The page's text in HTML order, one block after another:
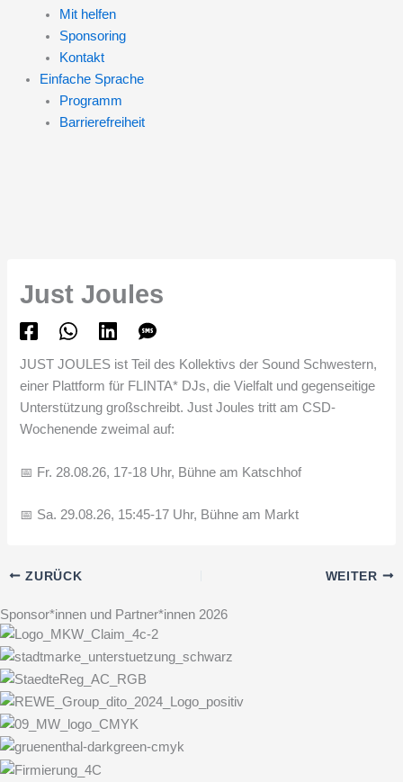
Mit helfen
Sponsoring
Kontakt
Einfache Sprache
Programm
Barrierefreiheit
Just Joules
JUST JOULES ist Teil des Kollektivs der Sound Schwestern,
einer Plattform für FLINTA* DJs, die Vielfalt und gegenseitige
Unterstützung großschreibt. Just Joules tritt am CSD-
Wochenende zweimal auf:
📅 Fr. 28.08.26, 17-18 Uhr, Bühne am Katschhof
📅 Sa. 29.08.26, 15:45-17 Uhr, Bühne am Markt
ZURÜCK WEITER
Sponsor*innen und Partner*innen 2026